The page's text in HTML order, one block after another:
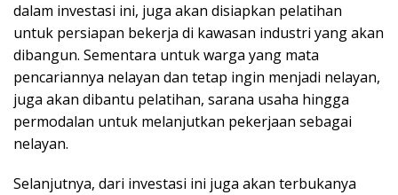
dalam investasi ini, juga akan disiapkan pelatihan
untuk persiapan bekerja di kawasan industri yang akan
dibangun. Sementara untuk warga yang mata
pencariannya nelayan dan tetap ingin menjadi nelayan,
juga akan dibantu pelatihan, sarana usaha hingga
permodalan untuk melanjutkan pekerjaan sebagai
nelayan.
Selanjutnya, dari investasi ini juga akan terbukanya